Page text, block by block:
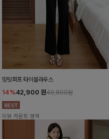
밍팃퍼프 타이블라우스
14%42,900 원49,800원
리뷰 카운트 영역